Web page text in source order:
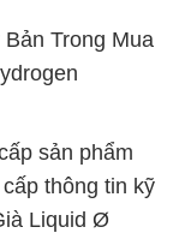
Trong Mua
sản phẩm
thông tin kỹ
Liquid Ø